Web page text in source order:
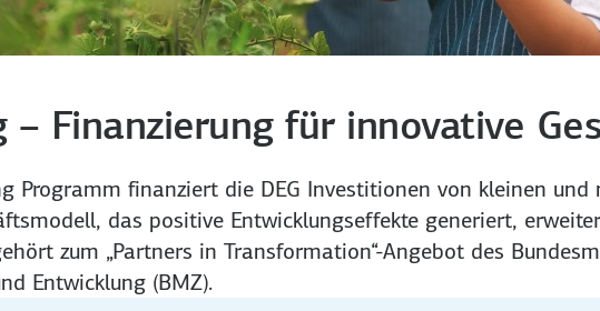
– Finanzierung für innovative
Programm finanziert die DEG Investitionen von kleinen
das positive Entwicklungseffekte generiert,
zum „Partners in Transformation“-Angebot des
Entwicklung (BMZ).